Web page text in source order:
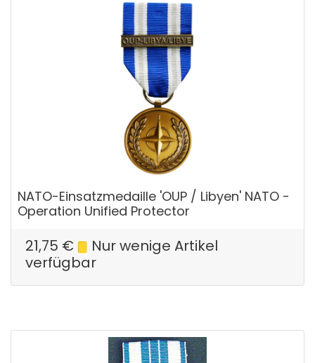
NATO-Einsatzmedaille 'OUP / Libyen' NATO -
Operation Unified Protector
21,75 €
Nur wenige Artikel
verfügbar